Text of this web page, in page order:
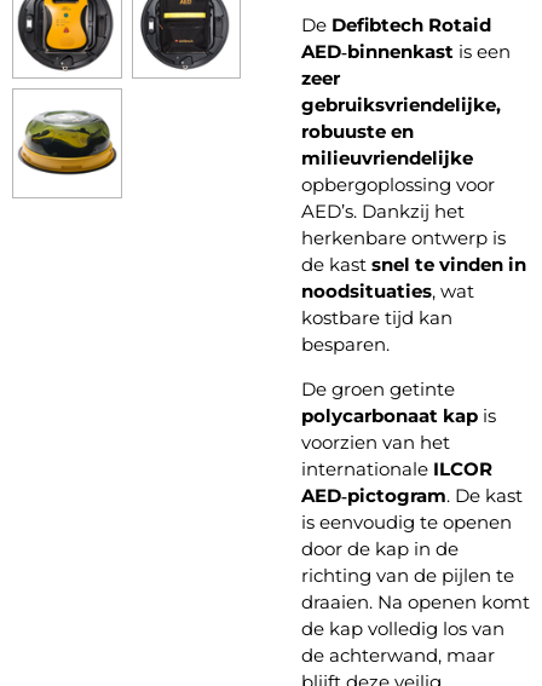
De Defibtech Rotaid
AED‑binnenkast is een
zeer
gebruiksvriendelijke,
robuuste en
milieuvriendelijke
opbergoplossing voor
AED’s. Dankzij het
herkenbare ontwerp is
de kast snel te vinden in
noodsituaties, wat
kostbare tijd kan
besparen.
De groen getinte
polycarbonaat kap is
voorzien van het
internationale ILCOR
AED‑pictogram. De kast
is eenvoudig te openen
door de kap in de
richting van de pijlen te
draaien. Na openen komt
de kap volledig los van
de achterwand, maar